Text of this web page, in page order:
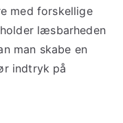
med forskellige
læsbarheden
man skabe en
indtryk på